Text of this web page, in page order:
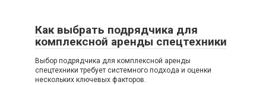
Как выбрать подрядчика для
комплексной аренды спецтехники
Выбор подрядчика для комплексной аренды
спецтехники требует системного подхода и оценки
нескольких ключевых факторов.